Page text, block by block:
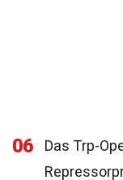
06
Das Trp-